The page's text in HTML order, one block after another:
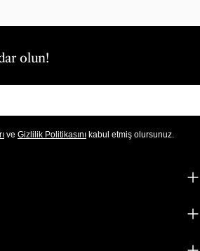
olun!
ve Gizlilik Politikasını kabul etmiş olursunuz.